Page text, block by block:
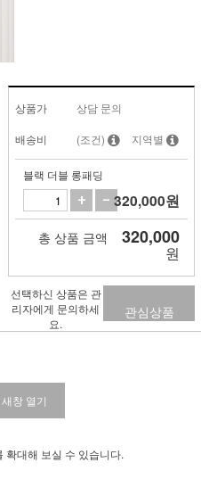
상품가 상담 문의
배송비 (조건) 지역별
블랙 더블 롱패딩
320,000원
총 상품 금액 320,000
원
관심상품
선택하신 상품은 관
리자에게 문의하세
요.
창 열기
확대해 보실 수 있습니다.